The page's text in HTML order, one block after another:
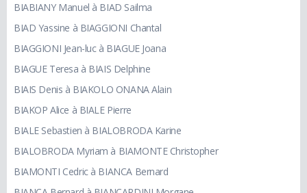
BIABIANY Manuel à BIAD Sailma
BIAD Yassine à BIAGGIONI Chantal
BIAGGIONI Jean-luc à BIAGUE Joana
BIAGUE Teresa à BIAIS Delphine
BIAIS Denis à BIAKOLO ONANA Alain
BIAKOP Alice à BIALE Pierre
BIALE Sebastien à BIALOBRODA Karine
BIALOBRODA Myriam à BIAMONTE Christopher
BIAMONTI Cedric à BIANCA Bernard